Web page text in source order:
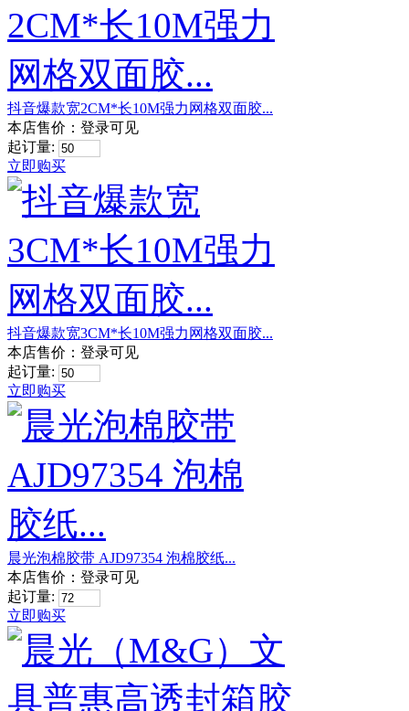
抖音爆款宽2CM*长10M强力网格双面胶...
本店售价： 登录可见
起订量:
立即购买
抖音爆款宽3CM*长10M强力网格双面胶...
本店售价： 登录可见
起订量:
立即购买
晨光泡棉胶带 AJD97354 泡棉胶纸...
本店售价： 登录可见
起订量:
立即购买